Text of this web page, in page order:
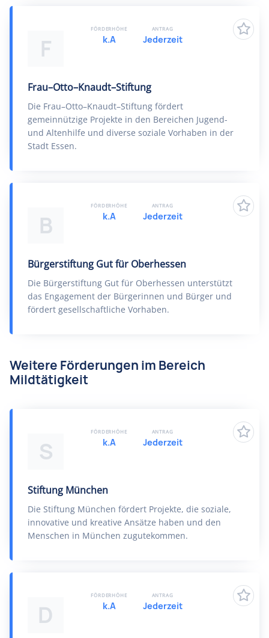
F
Frau–Otto–Knaudt–Stiftung
Die Frau–Otto–Knaudt–Stiftung fördert
gemeinnützige Projekte in den Bereichen Jugend-
und Altenhilfe und diverse soziale Vorhaben in der
Stadt Essen.
FÖRDERHÖHE
k.A
ANTRAG
Jederzeit
B
Bürgerstiftung Gut für Oberhessen
Die Bürgerstiftung Gut für Oberhessen unterstützt
das Engagement der Bürgerinnen und Bürger und
fördert gesellschaftliche Vorhaben.
FÖRDERHÖHE
k.A
ANTRAG
Jederzeit
Weitere Förderungen im Bereich
Mildtätigkeit
S
Stiftung München
Die Stiftung München fördert Projekte, die soziale,
innovative und kreative Ansätze haben und den
Menschen in München zugutekommen.
FÖRDERHÖHE
k.A
ANTRAG
Jederzeit
D
FÖRDERHÖHE
k.A
ANTRAG
Jederzeit